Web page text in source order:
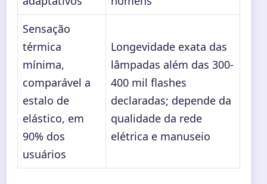
Sensação
térmica
mínima,
comparável a
estalo de
elástico, em
90% dos
usuários
Longevidade exata das
lâmpadas além das 300-
400 mil flashes
declaradas; depende da
qualidade da rede
elétrica e manuseio